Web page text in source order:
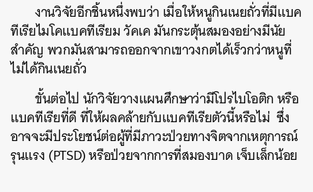
งานวิจัยอีกชิ้นหนึ่งพบว่า เมื่อให้หนูกินเนยถั่วที่มีแบค
ทีเรียไมโคแบคทีเรียม วัคเค มันกระตุ้นสมองอย่างมีนัย
สำคัญ พวกมันสามารถออกจากเขาวงกตได้เร็วกว่าหนูที่
ไม่ได้กินเนยถั่ว
ขั้นต่อไป นักวิจัยวางแผนศึกษาว่ามีโปรไบโอติก หรือ
แบคทีเรียที่ดี ที่ให้ผลคล้ายกับแบคทีเรียตัวนี้หรือไม่ ซึ่ง
อาจจะมีประโยชน์ต่อผู้ที่มีภาวะป่วยทางจิตจากเหตุการณ์
รุนแรง (PTSD) หรือป่วยจากการที่สมองบาด เจ็บเล็กน้อย